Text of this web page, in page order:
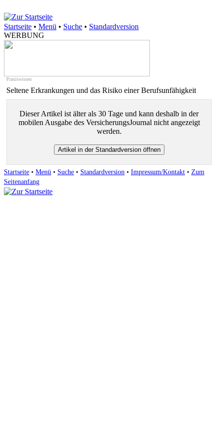
Startseite • Menü • Suche • Standardversion
WERBUNG
Praxiswissen
Seltene Erkrankungen und das Risiko einer Berufsunfähigkeit
Dieser Artikel ist älter als 30 Tage und kann deshalb in der
mobilen Ausgabe des VersicherungsJournal nicht angezeigt
werden.
Startseite • Menü • Suche • Standardversion • Impressum/Kontakt • Zum
Seitenanfang